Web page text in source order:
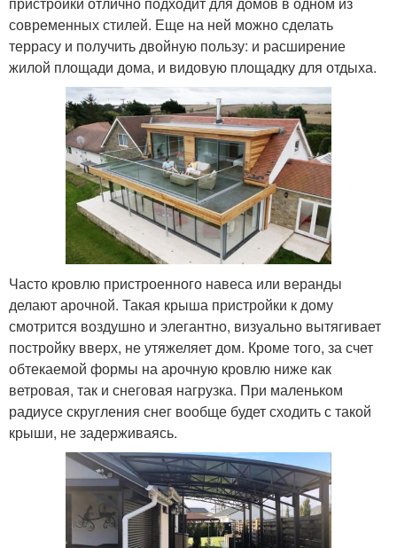
современных стилей. Еще на ней можно сделать
террасу и получить двойную пользу: и расширение
жилой площади дома, и видовую площадку для отдыха.
Часто кровлю пристроенного навеса или веранды
делают арочной. Такая крыша пристройки к дому
смотрится воздушно и элегантно, визуально вытягивает
постройку вверх, не утяжеляет дом. Кроме того, за счет
обтекаемой формы на арочную кровлю ниже как
ветровая, так и снеговая нагрузка. При маленьком
радиусе скругления снег вообще будет сходить с такой
крыши, не задерживаясь.